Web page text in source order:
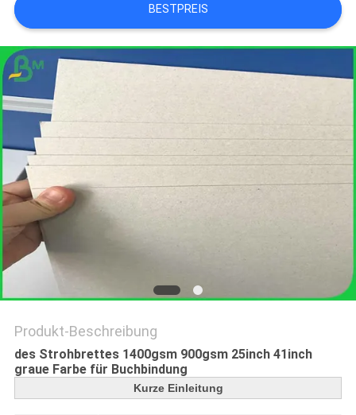
DATENSCHUTZRICHTLINIE
BESTPREIS
Produkt-Beschreibung
des Strohbrettes 1400gsm 900gsm 25inch 41inch
graue Farbe für Buchbindung
Kurze Einleitung